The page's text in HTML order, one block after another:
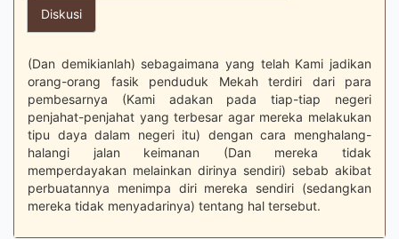
Diskusi
(Dan demikianlah) sebagaimana yang telah Kami jadikan
orang-orang fasik penduduk Mekah terdiri dari para
pembesarnya (Kami adakan pada tiap-tiap negeri
penjahat-penjahat yang terbesar agar mereka melakukan
tipu daya dalam negeri itu) dengan cara menghalang-
halangi jalan keimanan (Dan mereka tidak
memperdayakan melainkan dirinya sendiri) sebab akibat
perbuatannya menimpa diri mereka sendiri (sedangkan
mereka tidak menyadarinya) tentang hal tersebut.